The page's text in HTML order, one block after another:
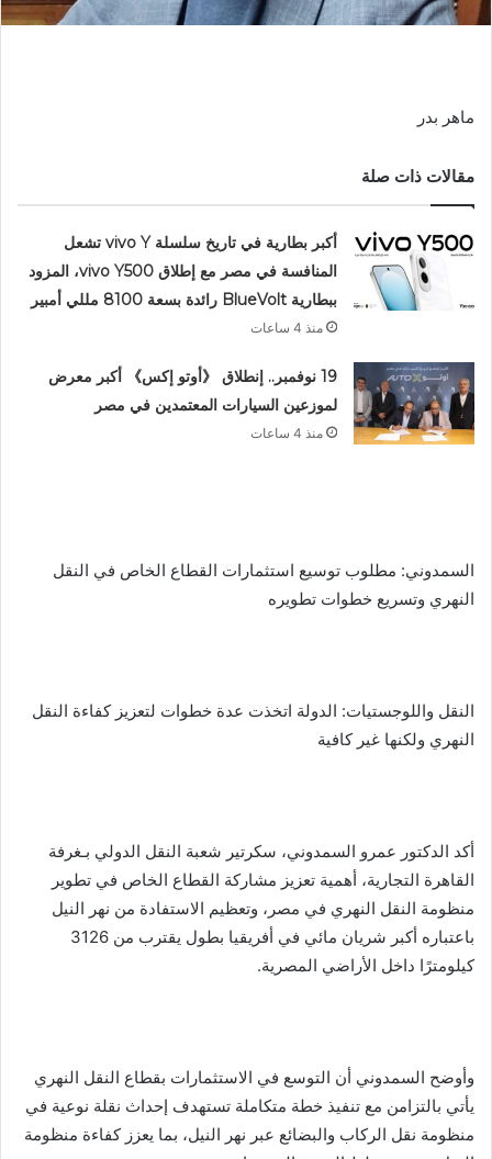
ماهر بدر
مقالات ذات صلة
أكبر بطارية في تاريخ سلسلة vivo Y تشعل
المنافسة في مصر مع إطلاق vivo Y500، المزود
ببطارية BlueVolt رائدة بسعة 8100 مللي أمبير
منذ 4 ساعات
19 نوفمبر.. إنطلاق 《أوتو إكس》 أكبر معرض
لموزعين السيارات المعتمدين في مصر
منذ 4 ساعات
السمدوني: مطلوب توسيع استثمارات القطاع الخاص في النقل
النهري وتسريع خطوات تطويره
النقل واللوجستيات: الدولة اتخذت عدة خطوات لتعزيز كفاءة النقل
النهري ولكنها غير كافية
أكد الدكتور عمرو السمدوني، سكرتير شعبة النقل الدولي بـغرفة
القاهرة التجارية، أهمية تعزيز مشاركة القطاع الخاص في تطوير
منظومة النقل النهري في مصر، وتعظيم الاستفادة من نهر النيل
باعتباره أكبر شريان مائي في أفريقيا بطول يقترب من 3126
كيلومترًا داخل الأراضي المصرية.
وأوضح السمدوني أن التوسع في الاستثمارات بقطاع النقل النهري
يأتي بالتزامن مع تنفيذ خطة متكاملة تستهدف إحداث نقلة نوعية في
منظومة نقل الركاب والبضائع عبر نهر النيل، بما يعزز كفاءة منظومة